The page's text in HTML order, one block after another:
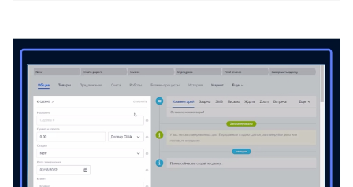
Смотреть проект